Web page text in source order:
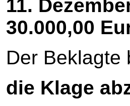
11.
30.000,00
Der Beklagte
die Klage